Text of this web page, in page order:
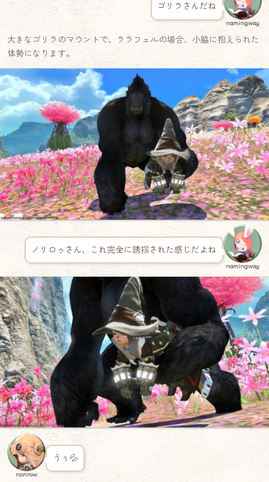
ゴリラさんだね
namingway
大きなゴリラのマウントで、ララフェルの場合、小脇に抱えられた
体勢になります。
ノリロゥさん、これ完全に誘拐された感じだよね
namingway
norirow
うぅ💦